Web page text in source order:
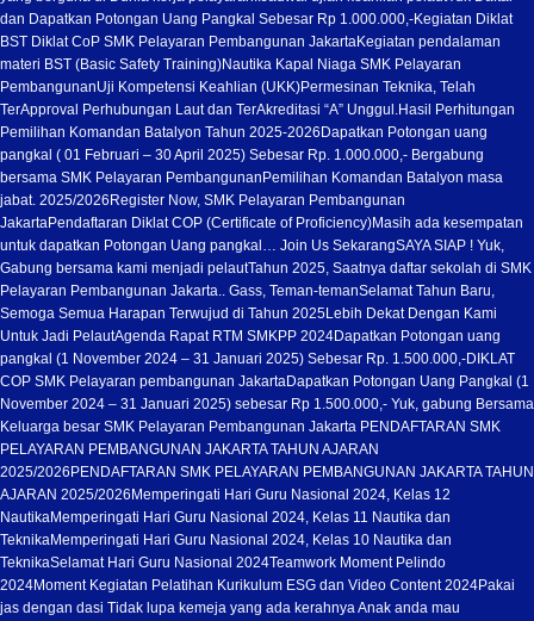
dan Dapatkan Potongan Uang Pangkal Sebesar Rp 1.000.000,-Kegiatan Diklat
BST Diklat CoP SMK Pelayaran Pembangunan JakartaKegiatan pendalaman
materi BST (Basic Safety Training)Nautika Kapal Niaga SMK Pelayaran
PembangunanUji Kompetensi Keahlian (UKK)Permesinan Teknika, Telah
TerApproval Perhubungan Laut dan TerAkreditasi “A” Unggul.Hasil Perhitungan
Pemilihan Komandan Batalyon Tahun 2025-2026 Dapatkan Potongan uang
pangkal ( 01 Februari – 30 April 2025) Sebesar Rp. 1.000.000,- Bergabung
bersama SMK Pelayaran Pembangunan Pemilihan Komandan Batalyon masa
jabat. 2025/2026 Register Now, SMK Pelayaran Pembangunan
JakartaPendaftaran Diklat COP (Certificate of Proficiency)Masih ada kesempatan
untuk dapatkan Potongan Uang pangkal… Join Us SekarangSAYA SIAP ! Yuk,
Gabung bersama kami menjadi pelautTahun 2025, Saatnya daftar sekolah di SMK
Pelayaran Pembangunan Jakarta.. Gass, Teman-temanSelamat Tahun Baru,
Semoga Semua Harapan Terwujud di Tahun 2025Lebih Dekat Dengan Kami
Untuk Jadi PelautAgenda Rapat RTM SMKPP 2024Dapatkan Potongan uang
pangkal (1 November 2024 – 31 Januari 2025) Sebesar Rp. 1.500.000,-DIKLAT
COP SMK Pelayaran pembangunan JakartaDapatkan Potongan Uang Pangkal (1
November 2024 – 31 Januari 2025) sebesar Rp 1.500.000,- Yuk, gabung Bersama
Keluarga besar SMK Pelayaran Pembangunan Jakarta PENDAFTARAN SMK
PELAYARAN PEMBANGUNAN JAKARTA TAHUN AJARAN
2025/2026 PENDAFTARAN SMK PELAYARAN PEMBANGUNAN JAKARTA TAHUN
AJARAN 2025/2026 Memperingati Hari Guru Nasional 2024, Kelas 12
NautikaMemperingati Hari Guru Nasional 2024, Kelas 11 Nautika dan
TeknikaMemperingati Hari Guru Nasional 2024, Kelas 10 Nautika dan
TeknikaSelamat Hari Guru Nasional 2024Teamwork Moment Pelindo
2024Moment Kegiatan Pelatihan Kurikulum ESG dan Video Content 2024Pakai
jas dengan dasi Tidak lupa kemeja yang ada kerahnya Anak anda mau